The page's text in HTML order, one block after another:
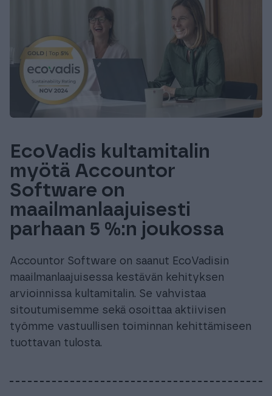
EcoVadis kultamitalin
myötä Accountor
Software on
maailmanlaajuisesti
parhaan 5 %:n joukossa
Accountor Software on saanut EcoVadisin
maailmanlaajuisessa kestävän kehityksen
arvioinnissa kultamitalin. Se vahvistaa
sitoutumisemme sekä osoittaa aktiivisen
työmme vastuullisen toiminnan kehittämiseen
tuottavan tulosta.